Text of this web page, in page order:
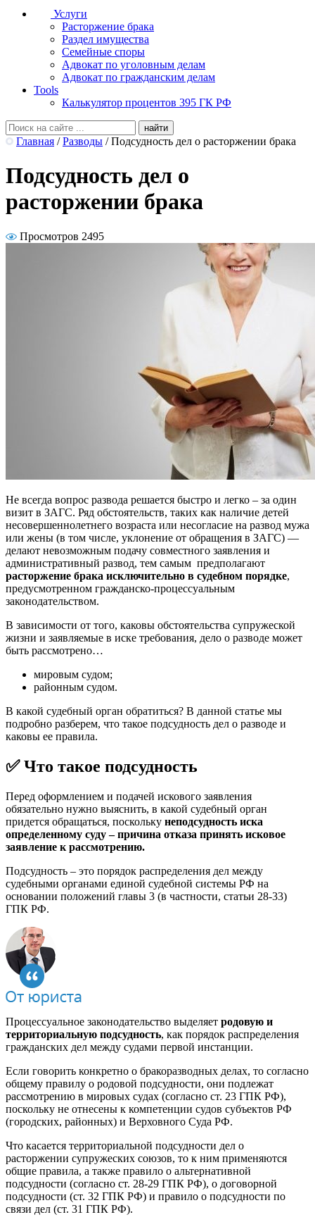
Услуги
Расторжение брака
Раздел имущества
Семейные споры
Адвокат по уголовным делам
Адвокат по гражданским делам
Tools
Калькулятор процентов 395 ГК РФ
Главная / Разводы / Подсудность дел о расторжении брака
Подсудность дел о
расторжении брака
Просмотров 2495
Не всегда вопрос развода решается быстро и легко – за один
визит в ЗАГС. Ряд обстоятельств, таких как наличие детей
несовершеннолетнего возраста или несогласие на развод мужа
или жены (в том числе, уклонение от обращения в ЗАГС) —
делают невозможным подачу совместного заявления и
административный развод, тем самым предполагают
расторжение брака исключительно в судебном порядке,
предусмотренном гражданско-процессуальным
законодательством.
В зависимости от того, каковы обстоятельства супружеской
жизни и заявляемые в иске требования, дело о разводе может
быть рассмотрено…
мировым судом;
районным судом.
В какой судебный орган обратиться? В данной статье мы
подробно разберем, что такое подсудность дел о разводе и
каковы ее правила.
✅ Что такое подсудность
Перед оформлением и подачей искового заявления
обязательно нужно выяснить, в какой судебный орган
придется обращаться, поскольку неподсудность иска
определенному суду – причина отказа принять исковое
заявление к рассмотрению.
Подсудность – это порядок распределения дел между
судебными органами единой судебной системы РФ на
основании положений главы 3 (в частности, статьи 28-33)
ГПК РФ.
Процессуальное законодательство выделяет родовую и
территориальную подсудность, как порядок распределения
гражданских дел между судами первой инстанции.
Если говорить конкретно о бракоразводных делах, то согласно
общему правилу о родовой подсудности, они подлежат
рассмотрению в мировых судах (согласно ст. 23 ГПК РФ),
поскольку не отнесены к компетенции судов субъектов РФ
(городских, районных) и Верховного Суда РФ.
Что касается территориальной подсудности дел о
расторжении супружеских союзов, то к ним применяются
общие правила, а также правило о альтернативной
подсудности (согласно ст. 28-29 ГПК РФ), о договорной
подсудности (ст. 32 ГПК РФ) и правило о подсудности по
связи дел (ст. 31 ГПК РФ).